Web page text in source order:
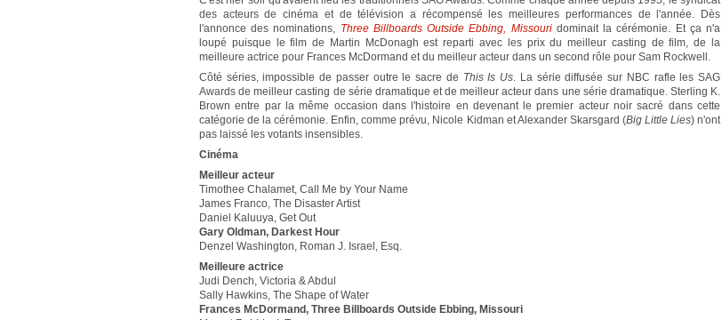
des acteurs de cinéma et de télévision a récompensé les meilleures performances de l'année. Dès
l'annonce des nominations, Three Billboards Outside Ebbing, Missouridominait la cérémonie. Et ça n'a
loupé puisque le film de Martin McDonagh est reparti avec les prix du meilleur casting de film, de la
meilleure actrice pour Frances McDormand et du meilleur acteur dans un second rôle pour Sam Rockwell.
Côté séries, impossible de passer outre le sacre de This Is Us. La série diffusée sur NBC rafle les SAG
Awards de meilleur casting de série dramatique et de meilleur acteur dans une série dramatique. Sterling K.
Brown entre par la même occasion dans l'histoire en devenant le premier acteur noir sacré dans cette
catégorie de la cérémonie. Enfin, comme prévu, Nicole Kidman et Alexander Skarsgard (Big Little Lies) n'ont
pas laissé les votants insensibles.
Cinéma
Meilleur acteur
Timothee Chalamet, Call Me by Your Name
James Franco, The Disaster Artist
Daniel Kaluuya, Get Out
Gary Oldman, Darkest Hour
Denzel Washington, Roman J. Israel, Esq.
Meilleure actrice
Judi Dench, Victoria & Abdul
Sally Hawkins, The Shape of Water
Frances McDormand, Three Billboards Outside Ebbing, Missouri